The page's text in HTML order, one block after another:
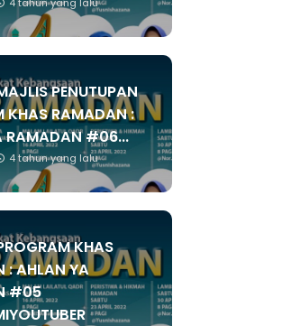
4 tahun yang lalu
PENUTUPAN
KHAS RAMADAN :
RAMADAN #06...
4 tahun yang lalu
KHAS
: AHLAN YA
#05